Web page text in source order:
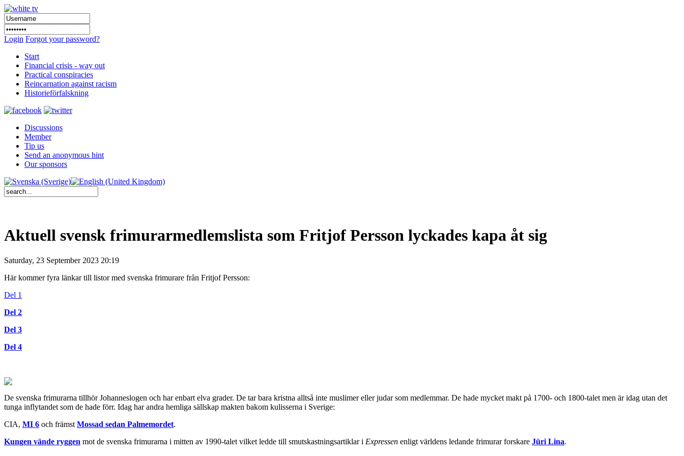
Login Forgot your password?
Start
Financial crisis - way out
Practical conspiracies
Reincarnation against racism
Historieförfalskning
Discussions
Member
Tip us
Send an anonymous hint
Our sponsors
Aktuell svensk frimurarmedlemslista som Fritjof Persson lyckades kapa åt sig
Saturday, 23 September 2023 20:19
Här kommer fyra länkar till listor med svenska frimurare från Fritjof Persson:
Del 1
Del 2
Del 3
Del 4
De svenska frimurarna tillhör Johanneslogen och har enbart elva grader. De tar bara kristna alltså inte muslimer eller judar som medlemmar. De hade mycket makt på 1700- och 1800-talet men är idag utan det
tunga inflytandet som de hade förr. Idag har andra hemliga sällskap makten bakom kulisserna i Sverige:
CIA, MI 6 och främst Mossad sedan Palmemordet.
Kungen vände ryggen mot de svenska frimurarna i mitten av 1990-talet vilket ledde till smutskastningsartiklar i Expressen enligt världens ledande frimurar forskare Jüri Lina.